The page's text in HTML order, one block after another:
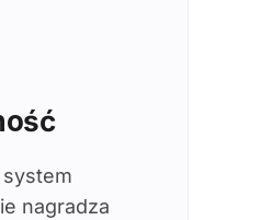
nagradza